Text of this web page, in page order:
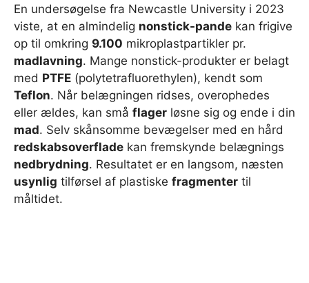
En undersøgelse fra Newcastle University i 2023
viste, at en almindelig nonstick-pande kan frigive
op til omkring 9.100 mikroplastpartikler pr.
madlavning. Mange nonstick-produkter er belagt
med PTFE (polytetrafluorethylen), kendt som
Teflon. Når belægningen ridses, overophedes
eller ældes, kan små flager løsne sig og ende i din
mad. Selv skånsomme bevægelser med en hård
redskabsoverflade kan fremskynde belægnings
nedbrydning. Resultatet er en langsom, næsten
usynlig tilførsel af plastiske fragmenter til
måltidet.